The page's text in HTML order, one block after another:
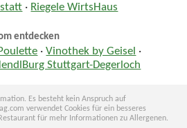
· Riegele WirtsHaus
entdecken
·Vinothek by Geisel ·
Stuttgart-Degerloch
Es besteht kein Anspruch auf
verwendet Cookies für ein besseres
für mehr Informationen zu Allergenen.